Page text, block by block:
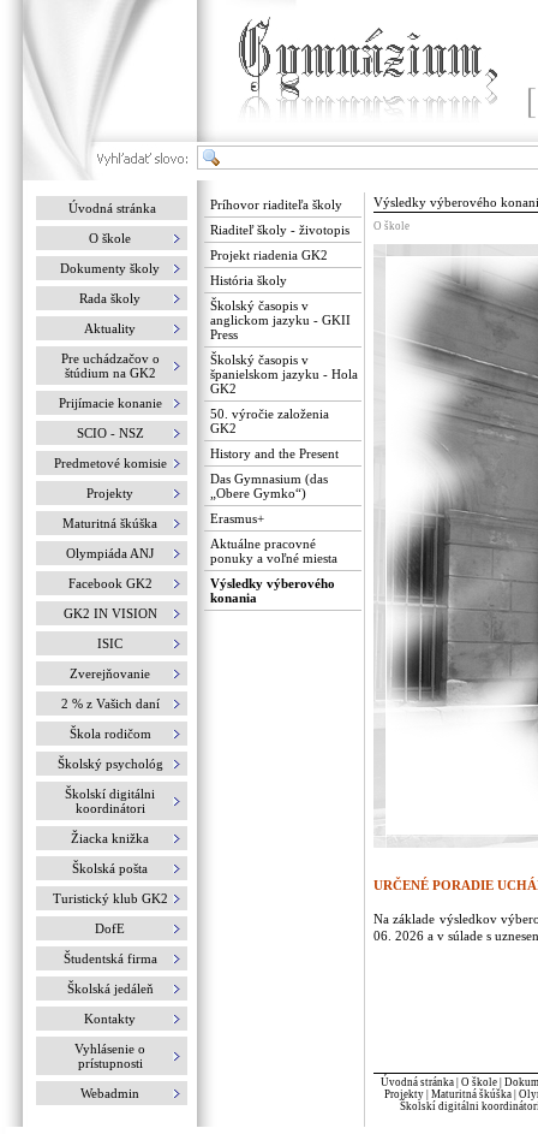
Úvodná stránka
O škole
Dokumenty školy
Rada školy
Aktuality
Pre uchádzačov o
štúdium na GK2
Prijímacie konanie
SCIO - NSZ
Predmetové komisie
Projekty
Maturitná škúška
Olympiáda ANJ
Facebook GK2
GK2 IN VISION
ISIC
Zverejňovanie
2 % z Vašich daní
Škola rodičom
Školský psychológ
Školskí digitálni
koordinátori
Žiacka knižka
Školská pošta
Turistický klub GK2
DofE
Študentská firma
Školská jedáleň
Kontakty
Vyhlásenie o
prístupnosti
Webadmin
Výsledky výberového
O škole
URČENÉ PORADIE
Na základe výsledkov
06. 2026 a v súlade s
Úvodná stránka| O škole|
Projekty| Maturitná škúška|
Školskí digitálni
Príhovor riaditeľa školy
Riaditeľ školy - životopis
Projekt riadenia GK2
História školy
Školský časopis v
anglickom jazyku - GKII
Press
Školský časopis v
španielskom jazyku - Hola
GK2
50. výročie založenia
GK2
History and the Present
Das Gymnasium (das
„Obere Gymko“)
Erasmus+
Aktuálne pracovné
ponuky a voľné miesta
Výsledky výberového
konania